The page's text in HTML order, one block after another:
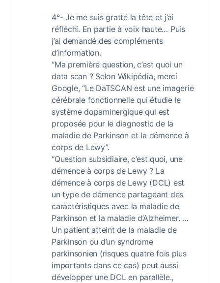
4°- Je me suis gratté la tête et j’ai
réfléchi. En partie à voix haute… Puis
j’ai demandé des compléments
d’information.
“Ma première question, c’est quoi un
data scan ? Selon Wikipédia, merci
Google, “Le DaTSCAN est une imagerie
cérébrale fonctionnelle qui étudie le
système dopaminergique qui est
proposée pour le diagnostic de la
maladie de Parkinson et la démence à
corps de Lewy”.
“Question subsidiaire, c’est quoi, une
démence à corps de Lewy ? La
démence à corps de Lewy (DCL) est
un type de démence partageant des
caractéristiques avec la maladie de
Parkinson et la maladie d’Alzheimer. …
Un patient atteint de la maladie de
Parkinson ou d’un syndrome
parkinsonien (risques quatre fois plus
importants dans ce cas) peut aussi
développer une DCL en parallèle.,